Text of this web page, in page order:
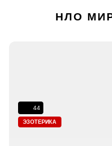
НЛО
ЭЗОТЕРИКА
44